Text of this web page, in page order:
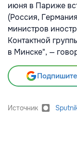
июня в Париже
(Россия,
министров
Контактной
в Минске", —
Источник